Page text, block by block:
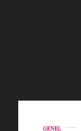
GENEL